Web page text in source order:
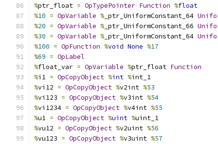
%ptr_float = OpTypePointer Function %float
%10 = OpVariable % _ptr_UniformConstant_64
%20 = OpVariable % _ptr_UniformConstant_66
%30 = OpVariable % _ptr_UniformConstant_64
%100 = OpFunction %void None %17
%69 = OpLabel
%float_var = OpVariable %ptr_float Function
%i1 = OpCopyObject %int %int_1
%vi12 = OpCopyObject %v2int %53
%vi123 = OpCopyObject %v3int %54
%vi1234 = OpCopyObject %v4int %55
%u1 = OpCopyObject %uint %uint_1
%vu12 = OpCopyObject %v2uint %56
%vu123 = OpCopyObject %v3uint %57